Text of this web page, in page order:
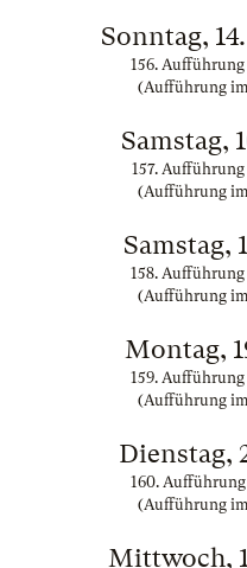
Sonntag,
156.
(Aufführung
Samstag,
157.
(Aufführung
Samstag,
158.
(Aufführung
Montag,
159.
(Aufführung
Dienstag,
160.
(Aufführung
Mittwoch,